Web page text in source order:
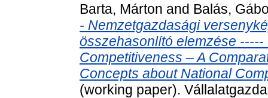
Barta, Márton and Balás,
- Nemzetgazdasági
összehasonlító elemzése
Competitiveness – A
Concepts about National
(working paper).